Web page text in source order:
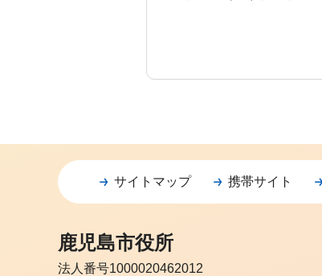
サイトマップ 携帯サイト
鹿児島市役所
法人番号1000020462012